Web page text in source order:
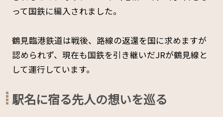
って国鉄に編入されました。
鶴見臨港鉄道は戦後、路線の返還を国に求めますが
認められず、現在も国鉄を引き継いだJRが鶴見線と
して運行しています。
駅名に宿る先人の想いを巡る